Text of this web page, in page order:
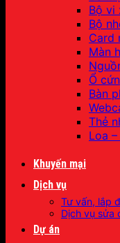
Bộ vi
Bộ
Card
Màn
Ổ
Bàn
Thẻ
Loa
Khuyến mại
Dịch vụ
Tư vấn, lắp
Dịch vụ sửa
Dự án